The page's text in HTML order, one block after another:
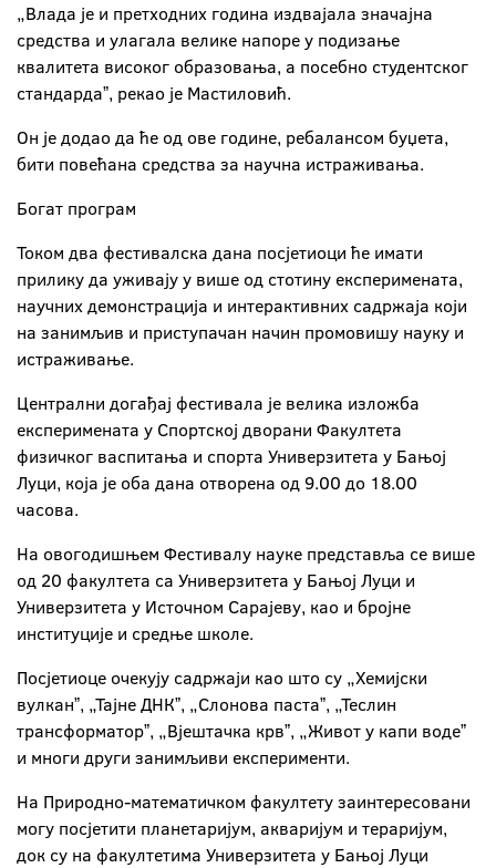
„Влада је и претходних година издвајала значајна
средства и улагала велике напоре у подизање
квалитета високог образовања, а посебно студентског
стандардаˮ, рекао је Мастиловић.
Он је додао да ће од ове године, ребалансом буџета,
бити повећана средства за научна истраживања.
Богат програм
Током два фестивалска дана посјетиоци ће имати
прилику да уживају у више од стотину експеримената,
научних демонстрација и интерактивних садржаја који
на занимљив и приступачан начин промовишу науку и
истраживање.
Централни догађај фестивала је велика изложба
експеримената у Спортској дворани Факултета
физичког васпитања и спорта Универзитета у Бањој
Луци, која је оба дана отворена од 9.00 до 18.00
часова.
На овогодишњем Фестивалу науке представља се више
од 20 факултета са Универзитета у Бањој Луци и
Универзитета у Источном Сарајеву, као и бројне
институције и средње школе.
Посјетиоце очекују садржаји као што су „Хемијски
вулканˮ, „Тајне ДНКˮ, „Слонова пастаˮ, „Теслин
трансформаторˮ, „Вјештачка крвˮ, „Живот у капи водеˮ
и многи други занимљиви експерименти.
На Природно-математичком факултету заинтересовани
могу посјетити планетаријум, акваријум и тераријум,
док су на факултетима Универзитета у Бањој Луци